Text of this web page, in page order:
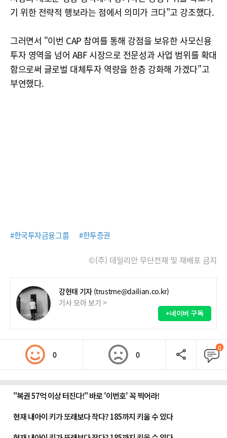
기 위한 전략적 행보라는 점에서 의미가 크다"고 강조했다.
그러면서 "이번 CAP 참여를 통해 강점을 보유한 사모신용
투자 영역을 넘어 ABF 시장으로 전문성과 사업 범위를 확대
함으로써 글로벌 대체투자 역량을 한층 강화해 가겠다"고
부연했다.
#한국투자금융그룹 #한투증권
©(주) 데일리안 무단전재 및 재배포 금지
강현태 기자 (trustme@dailian.co.kr)
기사 모아 보기 >
+네이버 구독
0 0
0